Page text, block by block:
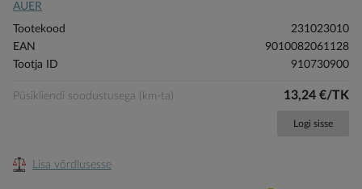
of
the
images
AUER
Tootekood
231023010
EAN
9010082061128
Tootja ID
910730900
Püsikliendi soodustusega (km-ta) 13,24 €/TK
Logi sisse
Lisa võrdlusesse